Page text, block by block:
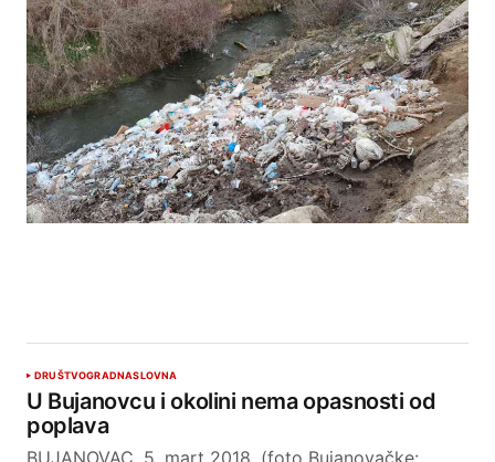
DRUŠTVOGRADNASLOVNA
U Bujanovcu i okolini nema opasnosti od
poplava